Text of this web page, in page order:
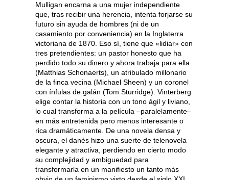
Mulligan encarna a una mujer independiente
que, tras recibir una herencia, intenta forjarse su
futuro sin ayuda de hombres (ni de un
casamiento por conveniencia) en la Inglaterra
victoriana de 1870. Eso sí, tiene que «lidiar» con
tres pretendientes: un pastor honesto que ha
perdido todo su dinero y ahora trabaja para ella
(Matthias Schonaerts), un atribulado millonario
de la finca vecina (Michael Sheen) y un coronel
con ínfulas de galán (Tom Sturridge). Vinterberg
elige contar la historia con un tono ágil y liviano,
lo cual transforma a la película –paralelamente–
en más entretenida pero menos interesante o
rica dramáticamente. De una novela densa y
oscura, el danés hizo una suerte de telenovela
elegante y atractiva, perdiendo en cierto modo
su complejidad y ambiguedad para
transformarla en un manifiesto un tanto más